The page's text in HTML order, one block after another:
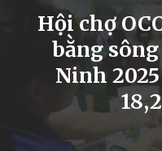
Hội chợ
bằng
Ninh